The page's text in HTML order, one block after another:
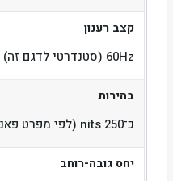
קצב רענון
60Hz (סטנדרטי לדגם זה)
בהירות
כ־250 nits (לפי מפרט פאנל סטנדרטי למשפחה זו)
יחס גובה-רוחב